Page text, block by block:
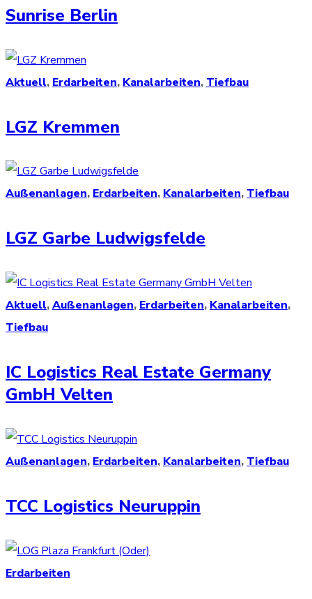
Sunrise Berlin
Aktuell, Erdarbeiten, Kanalarbeiten, Tiefbau
LGZ Kremmen
Außenanlagen,Erdarbeiten,Kanalarbeiten,Tiefbau
LGZ Garbe Ludwigsfelde
Aktuell,Außenanlagen, Erdarbeiten, Kanalarbeiten,
Tiefbau
IC Logistics Real Estate Germany
GmbH Velten
Außenanlagen, Erdarbeiten, Kanalarbeiten, Tiefbau
TCC Logistics Neuruppin
Erdarbeiten